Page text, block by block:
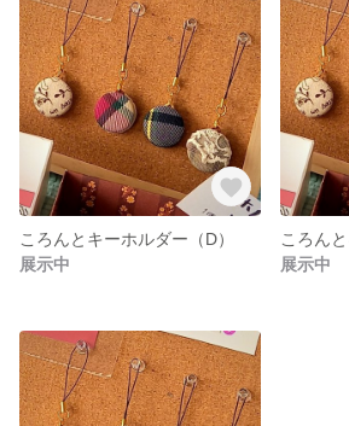
ころんとキーホルダー（D）
展示中
ころん
展示中